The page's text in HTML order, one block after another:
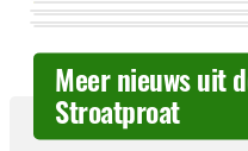
Meer nieuws uit
Stroatproat